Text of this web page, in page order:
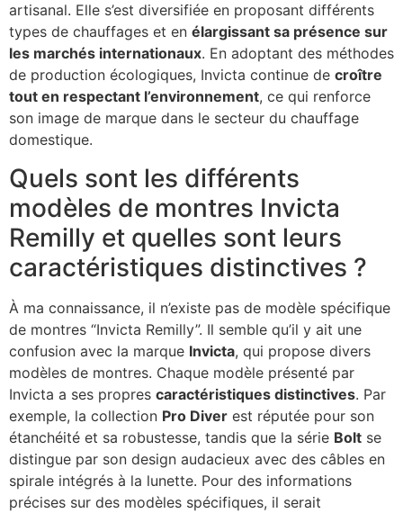
artisanal. Elle s’est diversifiée en proposant différents
types de chauffages et en élargissant sa présence sur
les marchés internationaux. En adoptant des méthodes
de production écologiques, Invicta continue de croître
tout en respectant l’environnement, ce qui renforce
son image de marque dans le secteur du chauffage
domestique.
Quels sont les différents
modèles de montres Invicta
Remilly et quelles sont leurs
caractéristiques distinctives ?
À ma connaissance, il n’existe pas de modèle spécifique
de montres “Invicta Remilly”. Il semble qu’il y ait une
confusion avec la marque Invicta, qui propose divers
modèles de montres. Chaque modèle présenté par
Invicta a ses propres caractéristiques distinctives. Par
exemple, la collection Pro Diver est réputée pour son
étanchéité et sa robustesse, tandis que la série Bolt se
distingue par son design audacieux avec des câbles en
spirale intégrés à la lunette. Pour des informations
précises sur des modèles spécifiques, il serait